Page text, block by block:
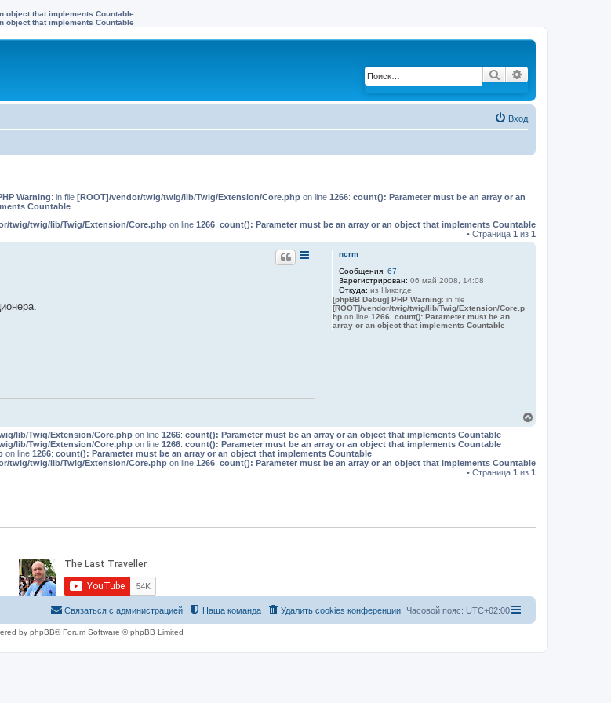
object that implements Countable
object that implements Countable
Поиск
Вход
Warning: in file [ROOT]/vendor/twig/twig/lib/Twig/Extension/Core.php on line 1266: count(): Parameter must be an array or an
Countable
twig/twig/lib/Twig/Extension/Core.php on line 1266: count(): Parameter must be an array or an object that implements Countable
• Страница 1 из 1
ncrm
Сообщения: 67
Зарегистрирован: 06 май 2008, 14:08
Откуда: из Никогде
[phpBB Debug] PHP Warning: in file
[ROOT]/vendor/twig/twig/lib/Twig/Extension/Core.p
hpon line 1266: count(): Parameter must be an
array or an object that implements Countable
у
н
lib/Twig/Extension/Core.php on line 1266: count(): Parameter must be an array or an object that implements Countable
lib/Twig/Extension/Core.php on line 1266: count(): Parameter must be an array or an object that implements Countable
on line 1266: count(): Parameter must be an array or an object that implements Countable
twig/twig/lib/Twig/Extension/Core.php on line 1266: count(): Parameter must be an array or an object that implements Countable
• Страница 1 из 1
Часовой пояс: UTC+02:00
Удалить cookies конференции
Наша команда
Связаться с администрацией
by phpBB® Forum Software © phpBB Limited